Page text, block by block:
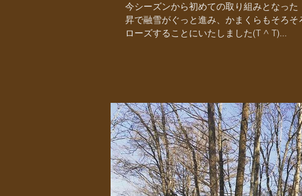
今シーズンから初めての取り組みとなった
昇で融雪がぐっと進み、かまくらもそろそ
ローズすることにいたしました(T ^ T)...